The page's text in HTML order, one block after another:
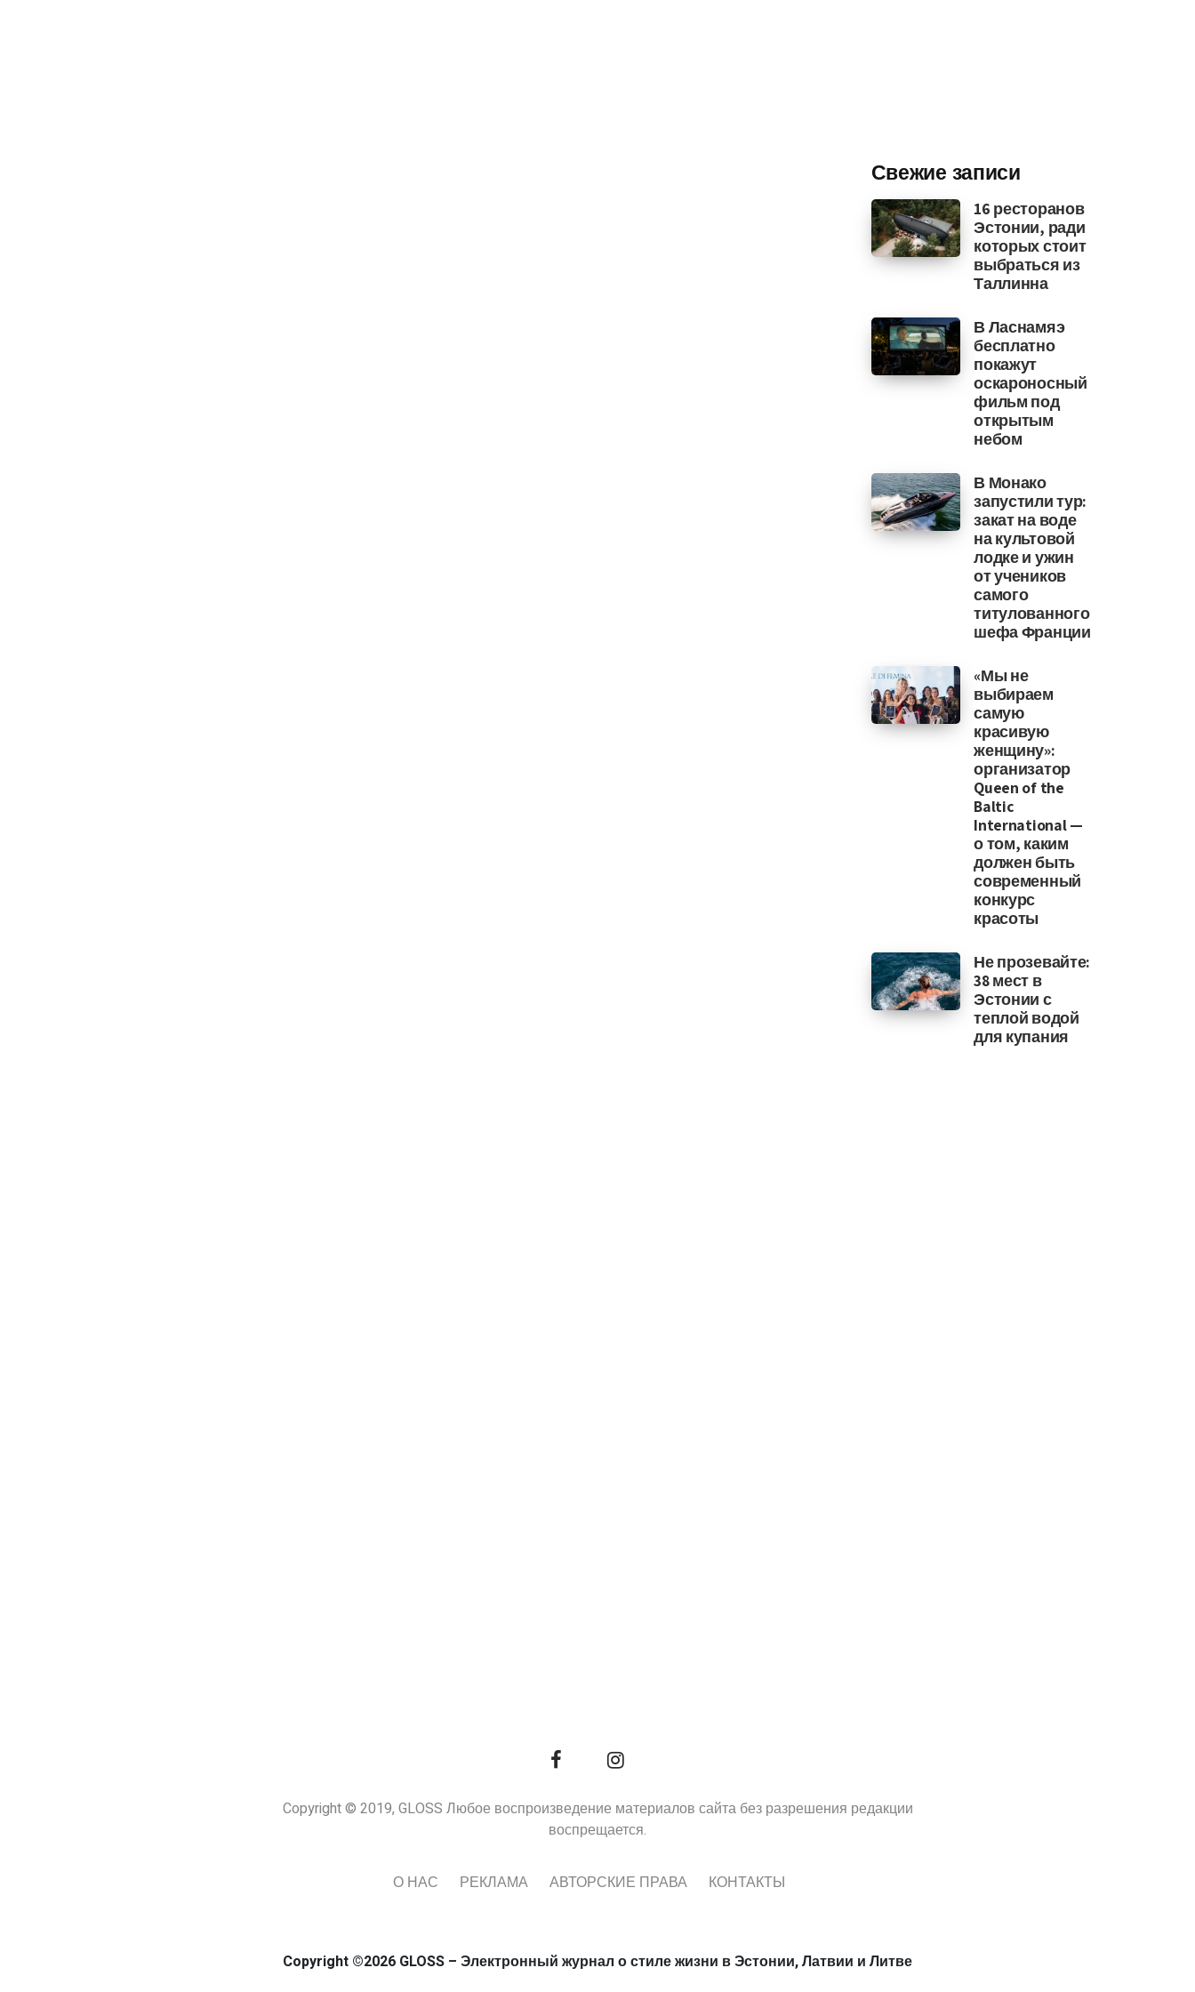
Свежие записи
16 ресторанов
Эстонии, ради
которых стоит
выбраться из
Таллинна
В Ласнамяэ
бесплатно
покажут
оскароносный
фильм под
открытым
небом
В Монако
запустили тур:
закат на воде
на культовой
лодке и ужин
от учеников
самого
титулованного
шефа Франции
«Мы не
выбираем
самую
красивую
женщину»:
организатор
Queen of the
Baltic
International —
о том, каким
должен быть
современный
конкурс
красоты
Не прозевайте:
38 мест в
Эстонии с
теплой водой
для купания
Copyright © 2019, GLOSS Любое воспроизведение материалов сайта без разрешения редакции
воспрещается.
О НАС РЕКЛАМА АВТОРСКИЕ ПРАВА КОНТАКТЫ
Copyright ©2026 GLOSS – Электронный журнал о стиле жизни в Эстонии, Латвии и Литве